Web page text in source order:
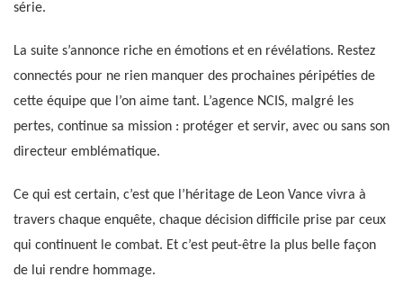
série.
La suite s’annonce riche en émotions et en révélations. Restez
connectés pour ne rien manquer des prochaines péripéties de
cette équipe que l’on aime tant. L’agence NCIS, malgré les
pertes, continue sa mission : protéger et servir, avec ou sans son
directeur emblématique.
Ce qui est certain, c’est que l’héritage de Leon Vance vivra à
travers chaque enquête, chaque décision difficile prise par ceux
qui continuent le combat. Et c’est peut-être la plus belle façon
de lui rendre hommage.